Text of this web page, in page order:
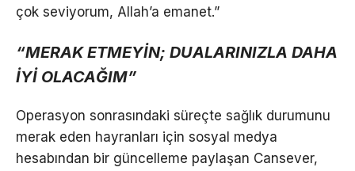
çok seviyorum, Allah’a emanet.”
“MERAK ETMEYİN; DUALARINIZLA DAHA
İYİ OLACAĞIM”
Operasyon sonrasındaki süreçte sağlık durumunu
merak eden hayranları için sosyal medya
hesabından bir güncelleme paylaşan Cansever,